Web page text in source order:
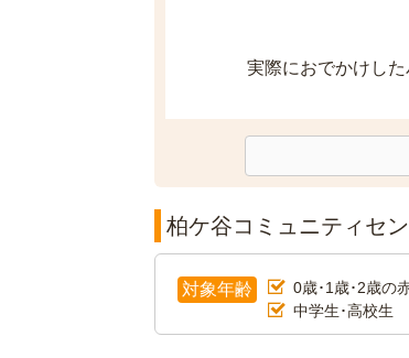
実際におでかけし
柏ケ谷コミュニティセ
対象年齢 0歳･1歳･2歳の
中学生･高校生